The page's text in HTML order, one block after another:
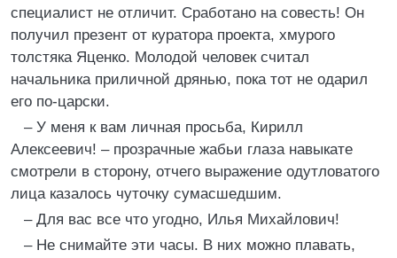
специалист не отличит. Сработано на совесть! Он
получил презент от куратора проекта, хмурого
толстяка Яценко. Молодой человек считал
начальника приличной дрянью, пока тот не одарил
его по-царски.
– У меня к вам личная просьба, Кирилл
Алексеевич! – прозрачные жабьи глаза навыкате
смотрели в сторону, отчего выражение одутловатого
лица казалось чуточку сумасшедшим.
– Для вас все что угодно, Илья Михайлович!
– Не снимайте эти часы. В них можно плавать,